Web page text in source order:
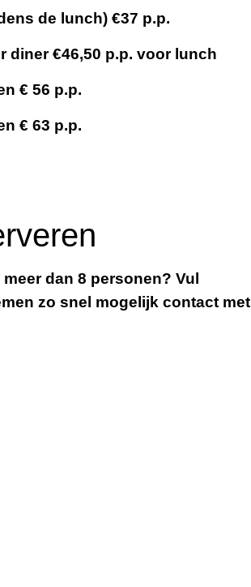
de lunch) €37 p.p.
diner €46,50 p.p. voor lunch
€ 56 p.p.
€ 63 p.p.
dan 8 personen? Vul
zo snel mogelijk contact met